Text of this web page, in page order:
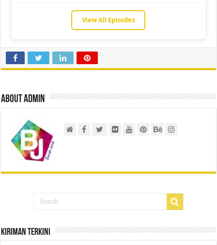
View All Episodes
About admin
Kiriman Terkini